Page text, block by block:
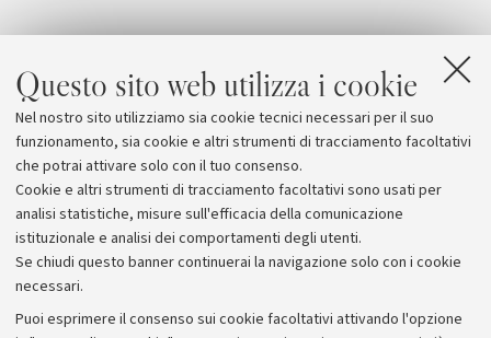
Questo sito web utilizza i cookie
Nel nostro sito utilizziamo sia cookie tecnici necessari per il suo
funzionamento, sia cookie e altri strumenti di tracciamento facoltativi
che potrai attivare solo con il tuo consenso.
Cookie e altri strumenti di tracciamento facoltativi sono usati per
analisi statistiche, misure sull'efficacia della comunicazione
istituzionale e analisi dei comportamenti degli utenti.
Se chiudi questo banner continuerai la navigazione solo con i cookie
necessari.
Puoi esprimere il consenso sui cookie facoltativi attivando l'opzione
Archivio